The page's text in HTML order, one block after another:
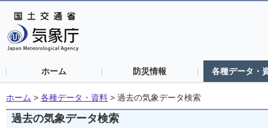
ホーム 防災情報 各種データ・
ホーム > 各種データ・資料 > 過去の気象データ検索
過去の気象データ検索